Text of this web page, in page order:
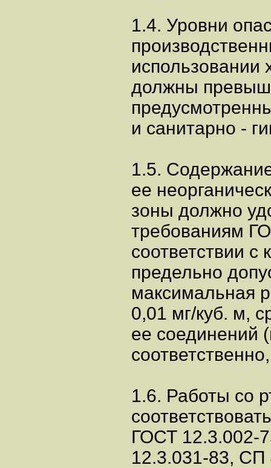
1.4. Уровни
использовании
должны
и санитарно -
1.5.
ее
зоны должно
требованиям
соответствии с
предельно
максимальная
0,01 мг/куб. м,
ее соединений
1.6. Работы со
ГОСТ 12.3.002-
12.3.031-83,